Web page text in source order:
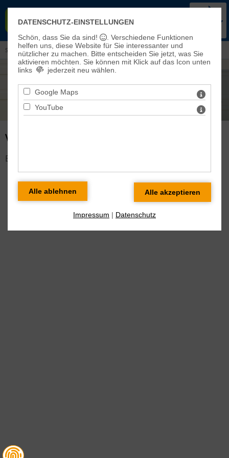
HAUSEN-SONDERSHAUSEN
Sie sind hier:Veranstaltungen und Aktuelles> Veranstaltungen
VERANSTALTUNG DETAILS
Es gibt keine Veranstaltung mit dieser ID!
DATENSCHUTZ-EINSTELLUNGEN
Schön, dass Sie da sind!
. Verschiedene Funktionen
helfen uns, diese Website für Sie interessanter und
nützlicher zu machen.
Bitte entscheiden Sie jetzt, was Sie
aktivieren möchten. Sie können mit Klick auf das Icon unten
links
jederzeit neu wählen.
Google Maps
YouTube
Impressum | Datenschutz